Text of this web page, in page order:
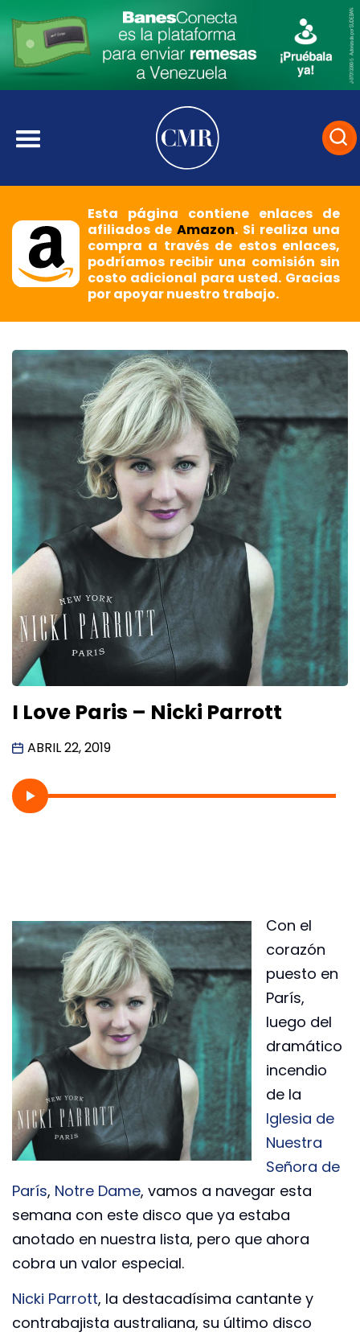
Esta página contiene enlaces de
afiliados deAmazon. Si realiza una
compra a través de estos enlaces,
podríamos recibir una comisión sin
costo adicional para usted. Gracias
por apoyar nuestro trabajo.
I Love Paris – Nicki Parrott
ABRIL 22, 2019
Con el
corazón
puesto en
París,
luego del
dramático
incendio
de la
Iglesia de
Nuestra
Señora de
París, Notre Dame, vamos a navegar esta
semana con este disco que ya estaba
anotado en nuestra lista, pero que ahora
cobra un valor especial.
Nicki Parrott, la destacadísima cantante y
contrabajista australiana, su último disco